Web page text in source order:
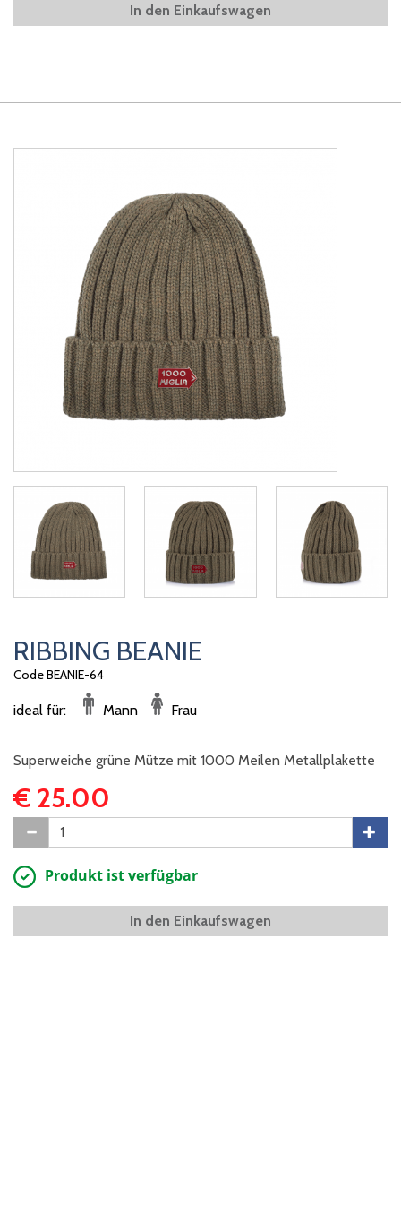
In den Einkaufswagen
RIBBING BEANIE
Code BEANIE-64
ideal für: Mann Frau
Superweiche grüne Mütze mit 1000 Meilen Metallplakette
€ 25.00
Produkt ist verfügbar
In den Einkaufswagen